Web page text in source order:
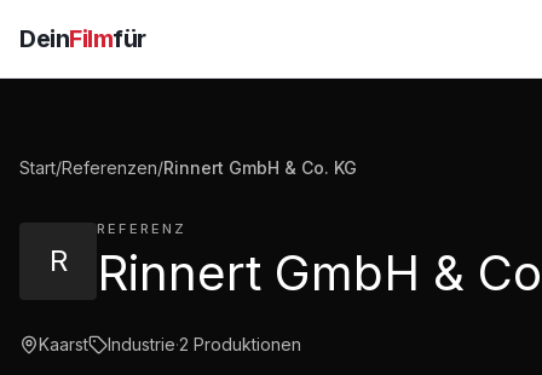
DeinFilmfür
Start/Referenzen/Rinnert GmbH & Co. KG
R
REFERENZ
Kaarst Industrie·2 Produktionen